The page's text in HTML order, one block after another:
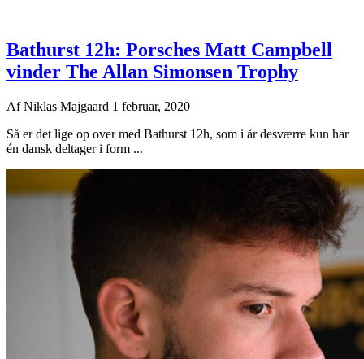
Bathurst 12h: Porsches Matt Campbell
vinder The Allan Simonsen Trophy
AfNiklas Majgaard 1 februar, 2020
Så er det lige op over med Bathurst 12h, som i år desværre kun har
én dansk deltager i form ...